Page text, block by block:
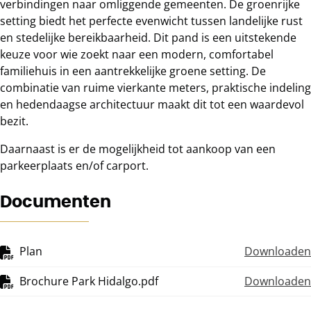
verbindingen naar omliggende gemeenten. De groenrijke
setting biedt het perfecte evenwicht tussen landelijke rust
en stedelijke bereikbaarheid. Dit pand is een uitstekende
keuze voor wie zoekt naar een modern, comfortabel
familiehuis in een aantrekkelijke groene setting. De
combinatie van ruime vierkante meters, praktische indeling
en hedendaagse architectuur maakt dit tot een waardevol
bezit.
Daarnaast is er de mogelijkheid tot aankoop van een
parkeerplaats en/of carport.
Documenten
Plan
Downloaden
Brochure Park Hidalgo.pdf
Downloaden